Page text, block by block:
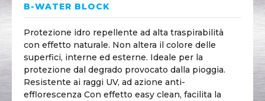
B-WATER BLOCK
Protezione idro repellente ad alta traspirabilità
con effetto naturale. Non altera il colore delle
superfici, interne ed esterne. Ideale per la
protezione dal degrado provocato dalla pioggia.
Resistente ai raggi UV, ad azione anti-
efflorescenza Con effetto easy clean, facilita la